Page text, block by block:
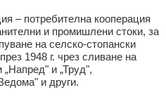
– потребителна кооперация
и промишлени стоки, за
на селско-стопански
1948 г. чрез сливане на
„Напред" и „Труд",
и други.